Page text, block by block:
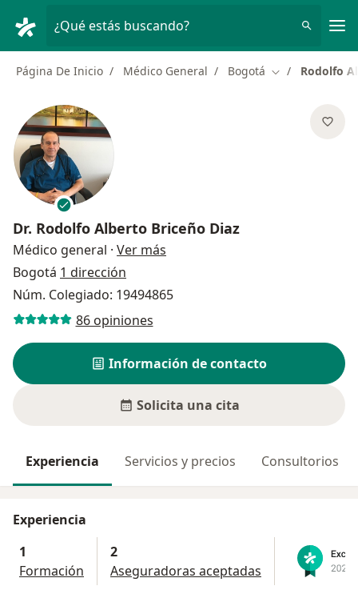
¿Qué estás buscando?
Página De Inicio Médico General Bogotá Cambiar de
Rodolfo
Dr. Rodolfo Alberto Briceño Diaz
Médico general · Ver más
Bogotá 1 dirección
Núm. Colegiado: 19494865
86 opiniones
Información de contacto
Solicita una cita
Experiencia Servicios y precios Consultorios
Experiencia
1
Formación
2
Aseguradoras aceptadas